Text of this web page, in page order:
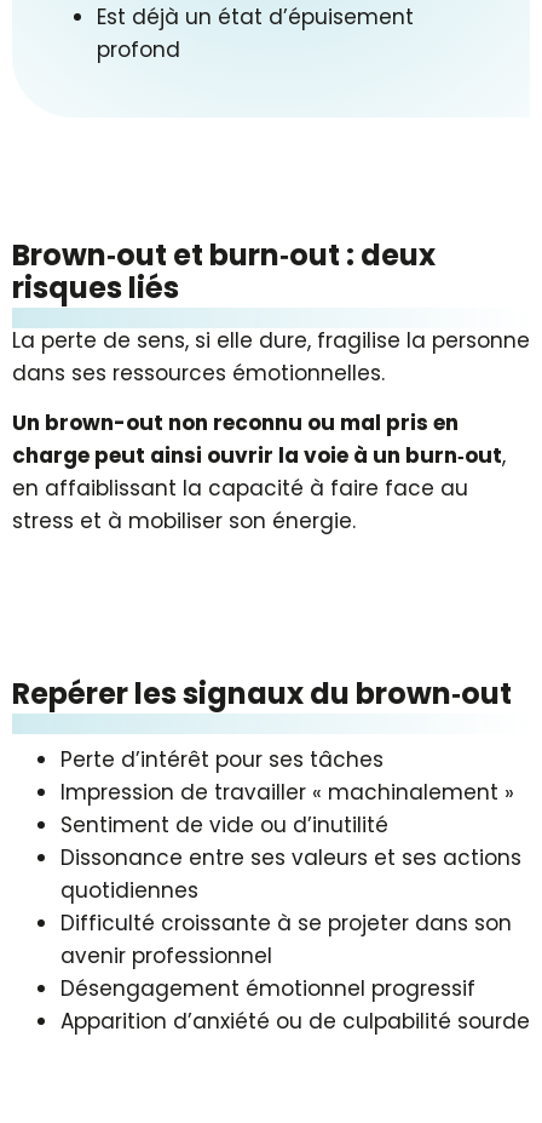
Est déjà un état d’épuisement
profond
Brown‑out et burn‑out : deux
risques liés
La perte de sens, si elle dure, fragilise la personne
dans ses ressources émotionnelles.
Un brown-out non reconnu ou mal pris en
charge peut ainsi ouvrir la voie à un burn‑out,
en affaiblissant la capacité à faire face au
stress et à mobiliser son énergie.
Repérer les signaux du brown‑out
Perte d’intérêt pour ses tâches
Impression de travailler « machinalement »
Sentiment de vide ou d’inutilité
Dissonance entre ses valeurs et ses actions
quotidiennes
Difficulté croissante à se projeter dans son
avenir professionnel
Désengagement émotionnel progressif
Apparition d’anxiété ou de culpabilité sourde